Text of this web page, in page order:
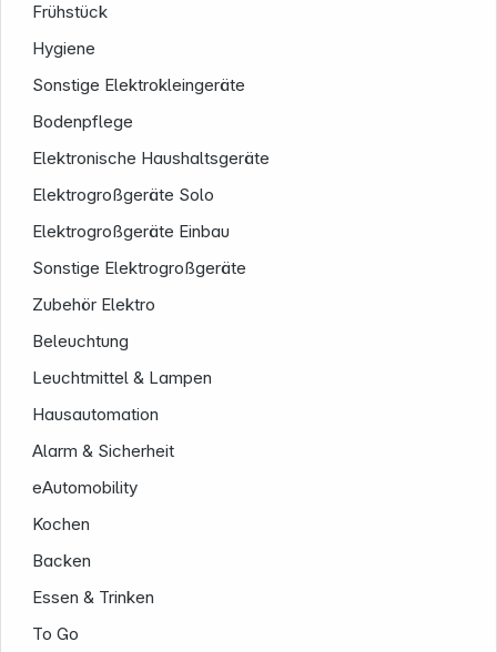
Frühstück
Hygiene
Sonstige Elektrokleingeräte
Bodenpflege
Elektronische Haushaltsgeräte
Elektrogroßgeräte Solo
Elektrogroßgeräte Einbau
Sonstige Elektrogroßgeräte
Zubehör Elektro
Beleuchtung
Leuchtmittel & Lampen
Hausautomation
Alarm & Sicherheit
eAutomobility
Kochen
Backen
Essen & Trinken
To Go
Service